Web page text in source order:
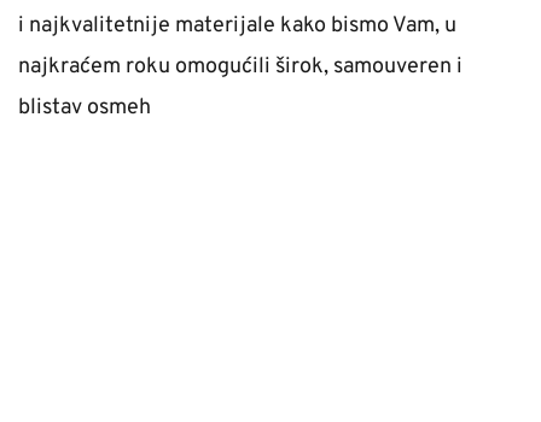
i najkvalitetnije materijale kako bismo Vam, u
najkraćem roku omogućili širok, samouveren i
blistav osmeh